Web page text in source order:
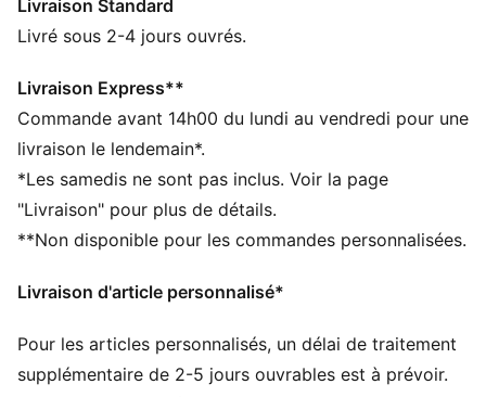
DÉTAILS
Coupe moulante
Longueur normale
Taille mi-haute
Détails brandés PUMA
enfants âgés de 8 à 16 ans
Livraison Standard
Livré sous 2-4 jours ouvrés.
Livraison Express**
Commande avant 14h00 du lundi au vendredi pour une
livraison le lendemain*.
*Les samedis ne sont pas inclus. Voir la page
"Livraison" pour plus de détails.
**Non disponible pour les commandes personnalisées.
Livraison d'article personnalisé*
Pour les articles personnalisés, un délai de traitement
supplémentaire de 2-5 jours ouvrables est à prévoir.